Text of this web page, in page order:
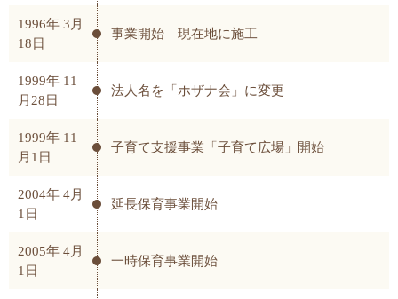
1996年 3月
18日
事業開始 現在地に施工
1999年 11
月28日
法人名を「ホザナ会」に変更
1999年 11
月1日
子育て支援事業「子育て広場」開始
2004年 4月
1日
延長保育事業開始
2005年 4月
1日
一時保育事業開始